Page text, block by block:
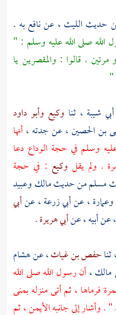
حديث الليث ، عننافعبه .
الله صلى الله عليه وسلم : "
. قالوا : والمقصرين يا
"
شيبة ، ثنا وكيع وأبو داود
بن الحصين، عن جدته ،أنها
وسلم في حجة الوداع دعا
. ولم يقل وكيع : في حجة
مسلممن حديثمالكوعبيد
وعمارة، عنأبي زرعة، عنأبي
، عن أبيه ، عنأبي هريرة.
، ثناحفص بن غياث، عنهشام
،أن رسول الله صلى الله
فرماها ، ثم أتى منزلهبمنى
إلى جانبه الأيمن ، ثم